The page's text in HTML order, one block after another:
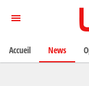
Accueil News